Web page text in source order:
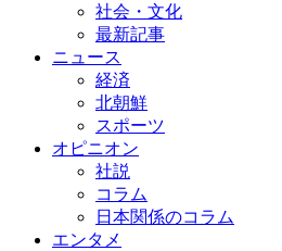
社会・文化
最新記事
ニュース
経済
北朝鮮
スポーツ
オピニオン
社説
コラム
日本関係のコラム
エンタメ